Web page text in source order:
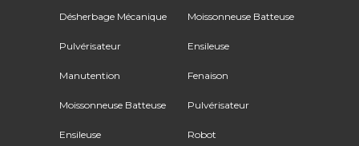
Désherbage Mécanique
Pulvérisateur
Manutention
Moissonneuse Batteuse
Ensileuse
Moissonneuse Batteuse
Ensileuse
Fenaison
Pulvérisateur
Robot